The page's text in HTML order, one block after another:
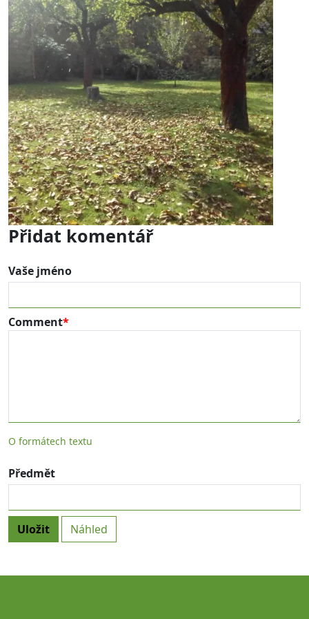
Přidat komentář
Vaše jméno
Comment
O formátech textu
Předmět